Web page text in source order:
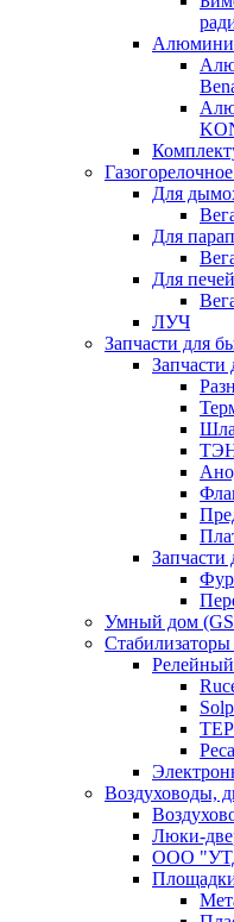
Для
Для
Для печей
ЛУЧ
Запчасти для
Запчасти
Запчасти
Умный дом
Релейный
Воздуховоды,
Люки-
ООО